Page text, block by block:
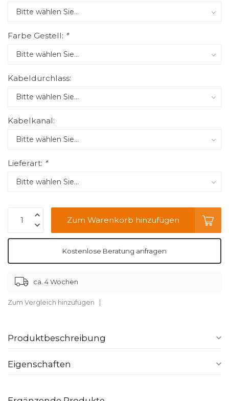
Farbe Gestell: *
Kabeldurchlass:
Kabelkanal:
Lieferart: *
Zum Warenkorb hinzufügen
Kostenlose Beratung anfragen
ca. 4 Wochen
Zum Vergleich hinzufügen
Produktbeschreibung
Eigenschaften